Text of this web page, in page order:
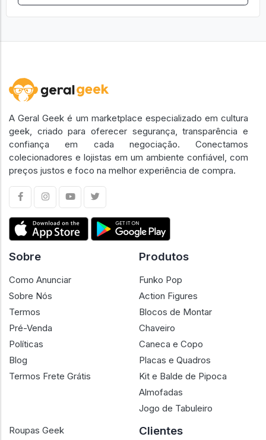
A Geral Geek é um marketplace especializado em cultura
geek, criado para oferecer segurança, transparência e
confiança em cada negociação. Conectamos
colecionadores e lojistas em um ambiente confiável, com
preços justos e foco na melhor experiência de compra.
Sobre
Como Anunciar
Sobre Nós
Termos
Pré-Venda
Políticas
Blog
Termos Frete Grátis
Produtos
Funko Pop
Action Figures
Blocos de Montar
Chaveiro
Caneca e Copo
Placas e Quadros
Kit e Balde de Pipoca
Almofadas
Jogo de Tabuleiro
Roupas Geek
Clientes